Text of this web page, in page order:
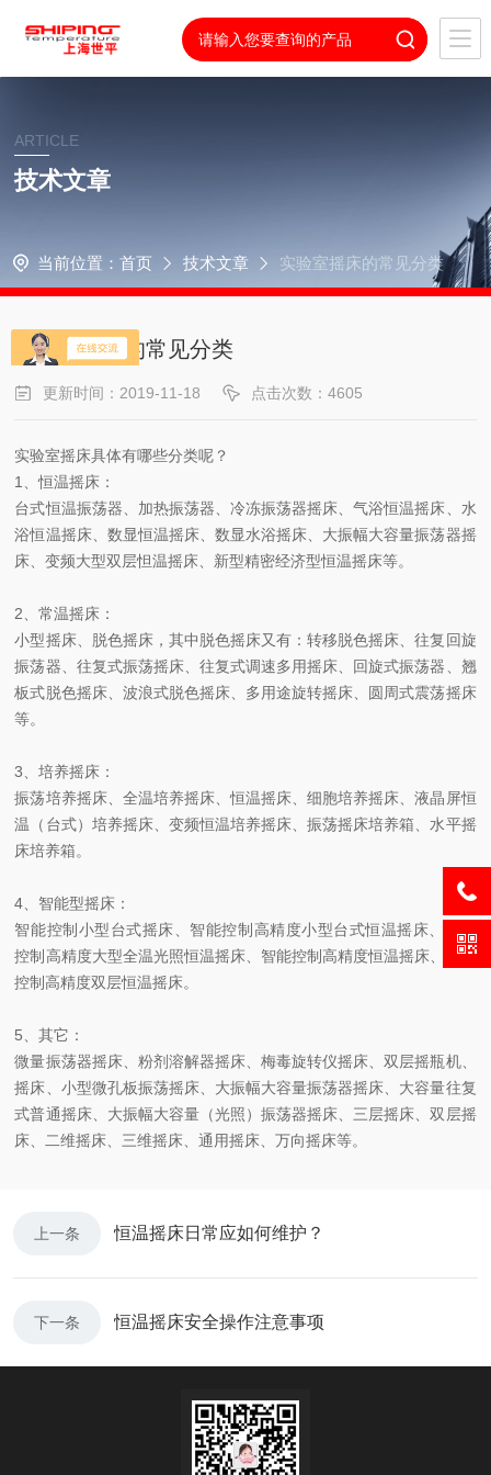
ARTICLE
技术文章
当前位置： 首页 技术文章 实验室摇床的常见分类
实验室摇床的常见分类
更新时间：2019-11-18 点击次数：4605
实验室摇床具体有哪些分类呢？
1、恒温摇床：
台式恒温振荡器、加热振荡器、冷冻振荡器摇床、气浴恒温摇床、水
浴恒温摇床、数显恒温摇床、数显水浴摇床、大振幅大容量振荡器摇
床、变频大型双层怛温摇床、新型精密经济型恒温摇床等。
2、常温摇床：
小型摇床、脱色摇床，其中脱色摇床又有：转移脱色摇床、往复回旋
振荡器、往复式振荡摇床、往复式调速多用摇床、回旋式振荡器、翘
板式脱色摇床、波浪式脱色摇床、多用途旋转摇床、圆周式震荡摇床
等。
3、培养摇床：
振荡培养摇床、全温培养摇床、恒温摇床、细胞培养摇床、液晶屏恒
温（台式）培养摇床、变频恒温培养摇床、振荡摇床培养箱、水平摇
床培养箱。
4、智能型摇床：
智能控制小型台式摇床、智能控制高精度小型台式恒温摇床、智能
控制高精度大型全温光照恒温摇床、智能控制高精度恒温摇床、智能
控制高精度双层恒温摇床。
5、其它：
微量振荡器摇床、粉剂溶解器摇床、梅毒旋转仪摇床、双层摇瓶机、
摇床、小型微孔板振荡摇床、大振幅大容量振荡器摇床、大容量往复
式普通摇床、大振幅大容量（光照）振荡器摇床、三层摇床、双层摇
床、二维摇床、三维摇床、通用摇床、万向摇床等。
上一条 恒温摇床日常应如何维护？
下一条 恒温摇床安全操作注意事项